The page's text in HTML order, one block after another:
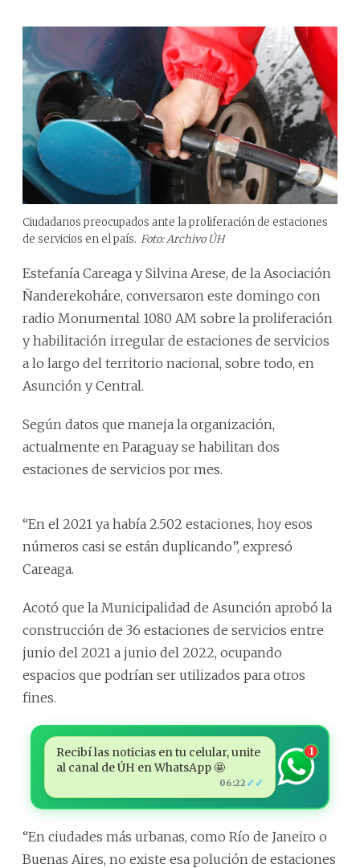
Ciudadanos preocupados ante la proliferación de estaciones
de servicios en el país. Foto: Archivo ÚH
Estefanía Careaga y Silvina Arese, de la Asociación
Ñanderekoháre, conversaron este domingo con
radio Monumental 1080 AM sobre la proliferación
y habilitación irregular de estaciones de servicios
a lo largo del territorio nacional, sobre todo, en
Asunción y Central.
Según datos que maneja la organización,
actualmente en Paraguay se habilitan dos
estaciones de servicios por mes.
“En el 2021 ya había 2.502 estaciones, hoy esos
números casi se están duplicando”, expresó
Careaga.
Acotó que la Municipalidad de Asunción aprobó la
construcción de 36 estaciones de servicios entre
junio del 2021 a junio del 2022, ocupando
espacios que podrían ser utilizados para otros
fines.
Recibí las noticias en tu celular, unite
al canal de ÚH en WhatsApp 🤩
06:22 ✓✓
1
“En ciudades más urbanas, como Río de Janeiro o
Buenas Aires, no existe esa polución de estaciones